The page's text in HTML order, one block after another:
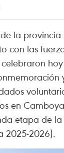
la
con las
en
etapa de la
2025-2026).